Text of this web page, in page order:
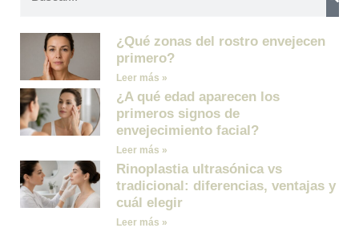
¿Qué zonas del rostro envejecen
primero?
Leer más »
¿A qué edad aparecen los
primeros signos de
envejecimiento facial?
Leer más »
Rinoplastia ultrasónica vs
tradicional: diferencias, ventajas y
cuál elegir
Leer más »